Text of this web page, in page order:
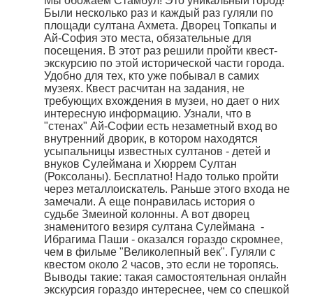
Были несколько раз и каждый раз гуляли по
площади султана Ахмета. Дворец Топкапы и
Ай-София это места, обязательные для
посещения. В этот раз решили пройти квест-
экскурсию по этой исторической части города.
Удобно для тех, кто уже побывал в самих
музеях. Квест расчитан на задания, не
требующих вхождения в музеи, но дает о них
интересную информацию. Узнали, что в
"стенах" Ай-Софии есть незаметный вход во
внутренний дворик, в котором находятся
усыпальницы известных султанов - детей и
внуков Сулеймана и Хюррем Султан
(Роксоланы). Бесплатно! Надо только пройти
через металлоискатель. Раньше этого входа не
замечали. А еще понравилась история о
судьбе Змеиной колонны. А вот дворец
знаменитого везиря султана Сулеймана -
Ибрагима Паши - оказался гораздо скромнее,
чем в фильме "Великолепный век". Гуляли с
квестом около 2 часов, это если не торопясь.
Выводы такие: такая самостоятельная онлайн
экскурсия гораздо интереснее, чем со спешкой